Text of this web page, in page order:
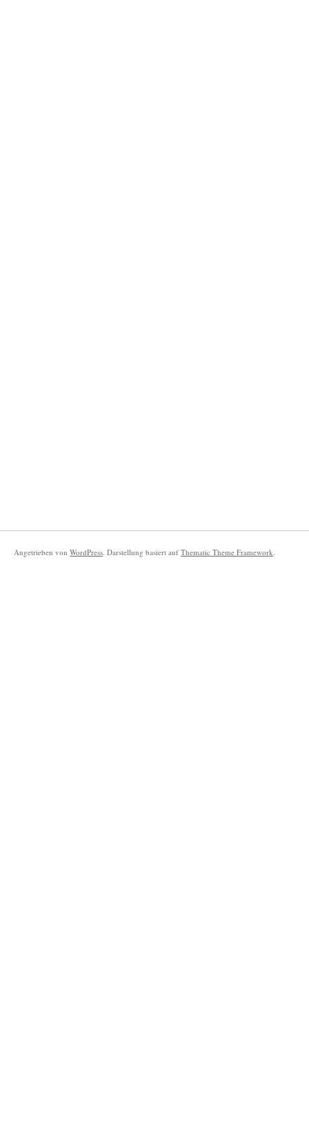
Angetrieben von WordPress . Darstellung basiert auf Thematic Theme Framework